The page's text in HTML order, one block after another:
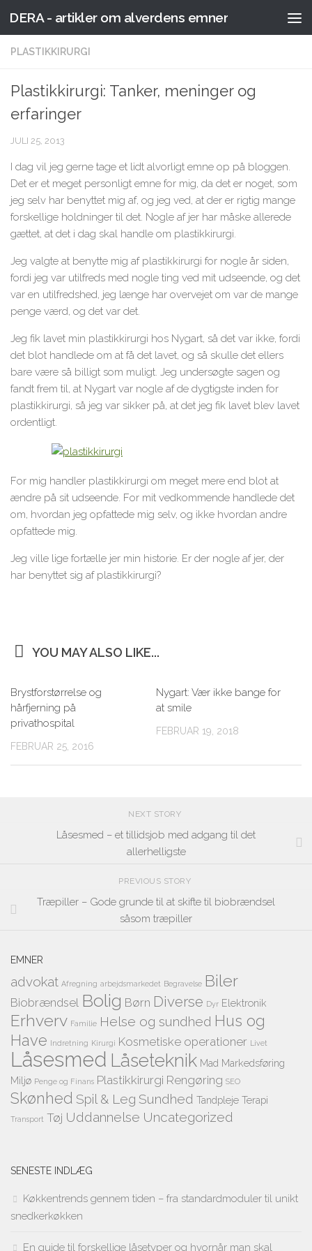
Skip to content
DERA - artikler om alverdens emner
PLASTIKKIRURGI
Plastikkirurgi: Tanker, meninger og
erfaringer
JULI 25, 2013
I dag vil jeg gerne tage et lidt alvorligt emne op på bloggen.
Det er et meget personligt emne for mig, da det er noget, som
jeg selv har benyttet mig af, og jeg ved, at der er rigtig mange
forskellige holdninger til det. Nogle af jer har måske allerede
gættet, at det i dag skal handle om plastikkirurgi.
Jeg valgte at benytte mig af plastikkirurgi for nogle år siden,
fordi jeg var utilfreds med nogle ting ved mit udseende, og det
var en utilfredshed, jeg længe har overvejet om var de mange
penge værd, og det var det.
Jeg fik lavet min plastikkirurgi hos Nygart, så det var ikke, fordi
det blot handlede om at få det lavet, og så skulle det ellers
bare være så billigt som muligt. Jeg undersøgte sagen og
fandt frem til, at Nygart var nogle af de dygtigste inden for
plastikkirurgi, så jeg var sikker på, at det jeg fik lavet blev lavet
ordentligt.
For mig handler plastikkirurgi om meget mere end blot at
ændre på sit udseende. For mit vedkommende handlede det
om, hvordan jeg opfattede mig selv, og ikke hvordan andre
opfattede mig.
Jeg ville lige fortælle jer min historie. Er der nogle af jer, der
har benyttet sig af plastikkirurgi?
YOU MAY ALSO LIKE...
Brystforstørrelse og
hårfjerning på
privathospital
FEBRUAR 25, 2016
Nygart: Vær ikke bange for
at smile
FEBRUAR 19, 2018
NEXT STORY
Låsesmed – et tillidsjob med adgang til det
allerhelligste
PREVIOUS STORY
Træpiller – Gode grunde til at skifte til biobrændsel
såsom træpiller
EMNER
advokat Afregning arbejdsmarkedet Begravelse Biler
Biobrændsel Bolig Børn Diverse Dyr Elektronik
Erhverv Familie Helse og sundhed Hus og
Have
Indretning Kirurgi Kosmetiske operationer Livet
Låsesmed Låseteknik Mad Markedsføring
Miljø Penge og Finans Plastikkirurgi Rengøring SEO
Skønhed Spil & Leg Sundhed Tandpleje Terapi
Transport Tøj Uddannelse Uncategorized
SENESTE INDLÆG
Køkkentrends gennem tiden – fra standardmoduler til unikt
snedkerkøkken
En guide til forskellige låsetyper og hvornår man skal